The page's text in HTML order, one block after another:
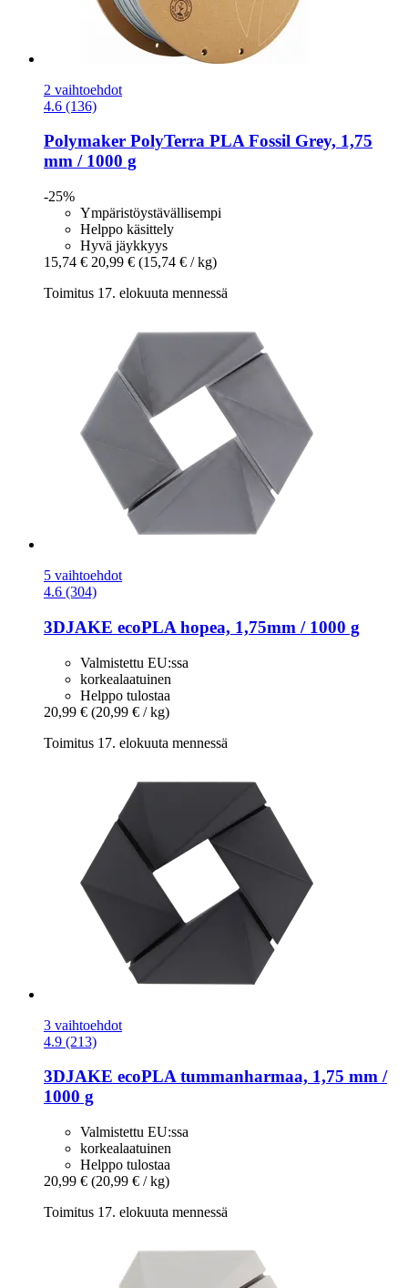
2 vaihtoehdot
4.6 (136)
Polymaker PolyTerra PLA Fossil Grey, 1,75
mm / 1000 g
-25%
Ympäristöystävällisempi
Helppo käsittely
Hyvä jäykkyys
15,74 € 20,99 € (15,74 € / kg)
Toimitus 17. elokuuta mennessä
5 vaihtoehdot
4.6 (304)
3DJAKE ecoPLA hopea, 1,75mm / 1000 g
Valmistettu EU:ssa
korkealaatuinen
Helppo tulostaa
20,99 € (20,99 € / kg)
Toimitus 17. elokuuta mennessä
3 vaihtoehdot
4.9 (213)
3DJAKE ecoPLA tummanharmaa, 1,75 mm /
1000 g
Valmistettu EU:ssa
korkealaatuinen
Helppo tulostaa
20,99 € (20,99 € / kg)
Toimitus 17. elokuuta mennessä